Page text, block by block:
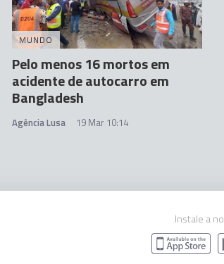
MUNDO
Pelo menos 16 mortos em
acidente de autocarro em
Bangladesh
Agência Lusa 19 Mar 10:14
Instale a